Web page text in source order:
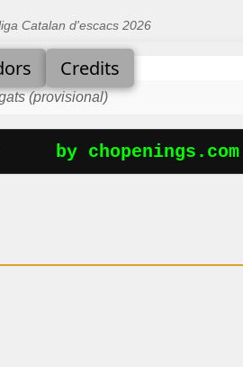
Catalan d'escacs 2026
Credits
(provisional)
by